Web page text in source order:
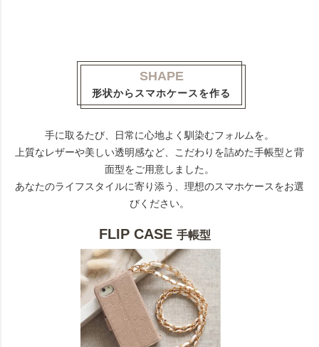
SHAPE
形状からスマホケースを作る
手に取るたび、日常に心地よく馴染むフォルムを。
上質なレザーや美しい透明感など、こだわりを詰めた手帳型と背
面型をご用意しました。
あなたのライフスタイルに寄り添う、理想のスマホケースをお選
びください。
FLIP CASE手帳型